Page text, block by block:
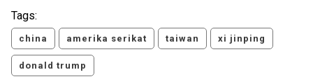
Tags:
china amerika serikat taiwan xi jinping
donald trump